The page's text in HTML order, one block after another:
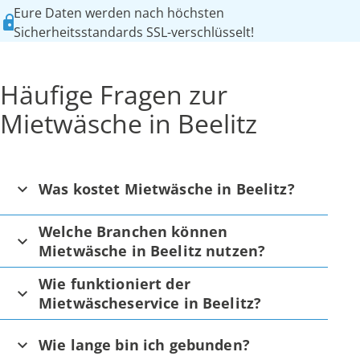
Eure Daten werden nach höchsten
Sicherheitsstandards SSL-verschlüsselt!
Häufige Fragen zur
Mietwäsche in Beelitz
Was kostet Mietwäsche in Beelitz?
Welche Branchen können
Mietwäsche in Beelitz nutzen?
Wie funktioniert der
Mietwäscheservice in Beelitz?
Wie lange bin ich gebunden?